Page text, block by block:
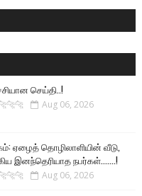
செய்தி..!
Aug 06, 2026
ஏழைத் தொழிலாளியின் வீடு,
இனந்தெரியாத நபர்கள்.......!
Aug 06, 2026